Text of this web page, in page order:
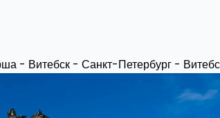
- Витебск - Санкт-Петербург -